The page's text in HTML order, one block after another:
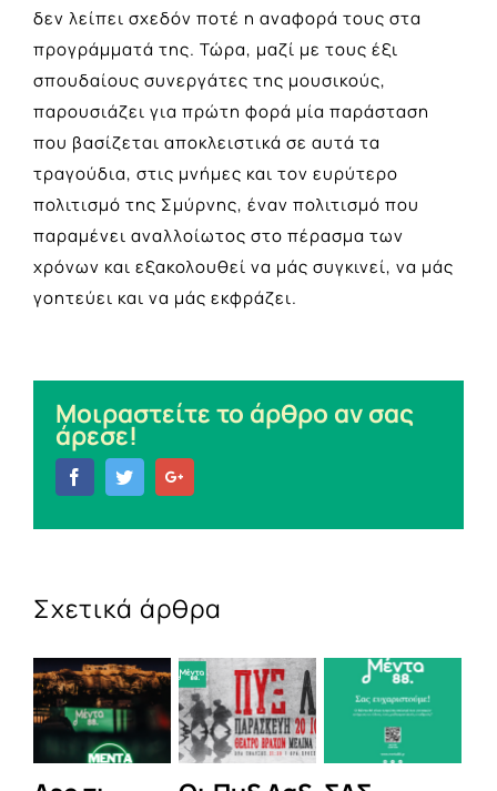
δεν λείπει σχεδόν ποτέ η αναφορά τους στα
προγράμματά της. Τώρα, μαζί με τους έξι
σπουδαίους συνεργάτες της μουσικούς,
παρουσιάζει για πρώτη φορά μία παράσταση
που βασίζεται αποκλειστικά σε αυτά τα
τραγούδια, στις μνήμες και τον ευρύτερο
πολιτισμό της Σμύρνης, έναν πολιτισμό που
παραμένει αναλλοίωτος στο πέρασμα των
χρόνων και εξακολουθεί να μάς συγκινεί, να μάς
γοητεύει και να μάς εκφράζει.
Μοιραστείτε το άρθρο αν σας
άρεσε!
FacebookTwitter
Σχετικά άρθρα